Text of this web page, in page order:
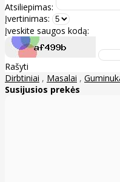
Atsiliepimas:
Įvertinimas:
Įveskite saugos kodą:
Rašyti
Dirbtiniai , Masalai ,
Susijusios prekės